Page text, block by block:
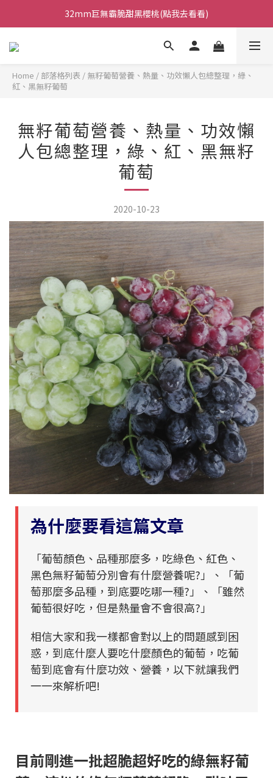
日本巨無霸水蜜桃鮮甜多汁!(點我去看看)
台灣梨之最｜甘露梨 (點我去看看)
日本巨無霸水蜜桃鮮甜多汁!(點我去看看)
Home / 部落格列表 / 無籽葡萄營養、熱量、功效懶人包總整理，綠、
紅、黑無籽葡萄
無籽葡萄營養、熱量、功效懶
人包總整理，綠、紅、黑無籽
葡萄
2020-10-23
為什麼要看這篇文章
「葡萄顏色、品種那麼多，吃綠色、紅色、
黑色無籽葡萄分別會有什麼營養呢?」、「葡
萄那麼多品種，到底要吃哪一種?」、「雖然
葡萄很好吃，但是熱量會不會很高?」
相信大家和我一樣都會對以上的問題感到困
惑，到底什麼人要吃什麼顏色的葡萄，吃葡
萄到底會有什麼功效、營養，以下就讓我們
一一來解析吧!
目前剛進一批超脆超好吃的綠無籽葡